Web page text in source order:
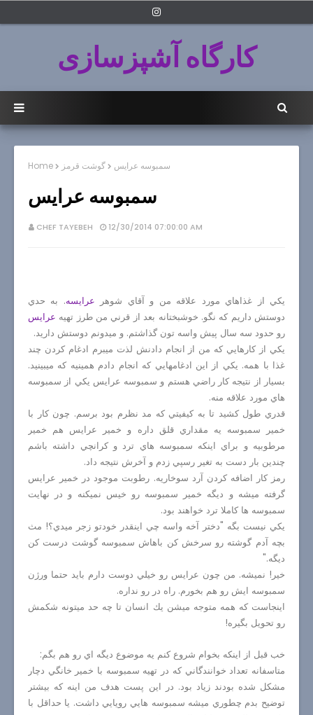
کارگاه آشپزسازی
Home گوشت قرمز سمبوسه عرايس
سمبوسه عرايس
CHEF TAYEBEH 12/30/2014 07:00:00 AM
يكي از غذاهاي مورد علاقه من و آقاي شوهر عرايسه. به حدي
دوستش داريم كه نگو. خوشبختانه بعد از قرني من طرز تهيه عرايس
رو حدود سه سال پيش واسه تون گذاشتم. و ميدونم دوستش داريد.
يكي از كارهايي كه من از انجام دادنش لذت ميبرم ادغام كردن چند
غذا با همه. يكي از اين ادغامهايي كه انجام دادم همينيه كه ميبينيد.
بسيار از نتيجه كار راضي هستم و سمبوسه عرايس يكي از سمبوسه
هاي مورد علاقه منه.
قدري طول كشيد تا به كيفيتي كه مد نظرم بود برسم. چون كار با
خمير سمبوسه يه مقداري قلق داره و خمير عرايس هم خمير
مرطوبيه و براي اينكه سمبوسه هاي ترد و كرانچي داشته باشم
چندين بار دست به تغير رسپي زدم و آخرش نتيجه داد.
رمز كار اضافه كردن آرد سوخاريه. رطوبت موجود در خمير عرايس
گرفته ميشه و ديگه خمير سمبوسه رو خيس نميكنه و در نهايت
سمبوسه ها كاملا ترد خواهند بود.
يكي نيست بگه "دختر آخه واسه چي اينقدر خودتو زجر ميدي؟! مث
بچه آدم گوشته رو سرخش كن باهاش سمبوسه گوشت درست كن
ديگه."
خير! نميشه. من چون عرايس رو خيلي دوست دارم بايد حتما ورژن
سمبوسه ايش رو هم بخورم. راه در رو نداره.
اينجاست كه همه متوجه ميشن يك انسان تا چه حد ميتونه شكمش
رو تحويل بگيره!
خب قبل از اينكه بخوام شروع كنم يه موضوع ديگه اي رو هم بگم:
متاسفانه تعداد خوانندگاني كه در تهيه سمبوسه با خمير خانگي دچار
مشكل شده بودند زياد بود. در اين پست هدف من اينه كه بيشتر
توضيح بدم چطوري ميشه سمبوسه هايي رويايي داشت. يا حداقل با